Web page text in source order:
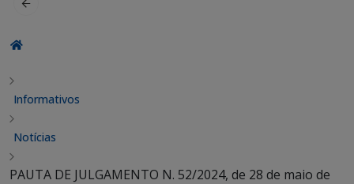
Informativos
Notícias
PAUTA DE JULGAMENTO N. 52/2024, de 28 de maio de